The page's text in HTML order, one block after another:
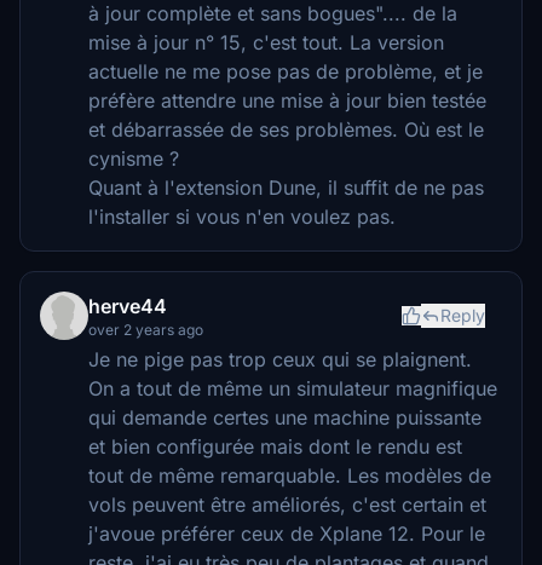
à jour complète et sans bogues".... de la
mise à jour n° 15, c'est tout. La version
actuelle ne me pose pas de problème, et je
préfère attendre une mise à jour bien testée
et débarrassée de ses problèmes. Où est le
cynisme ?
Quant à l'extension Dune, il suffit de ne pas
l'installer si vous n'en voulez pas.
herve44
over 2 years ago
Reply
Je ne pige pas trop ceux qui se plaignent.
On a tout de même un simulateur magnifique
qui demande certes une machine puissante
et bien configurée mais dont le rendu est
tout de même remarquable. Les modèles de
vols peuvent être améliorés, c'est certain et
j'avoue préférer ceux de Xplane 12. Pour le